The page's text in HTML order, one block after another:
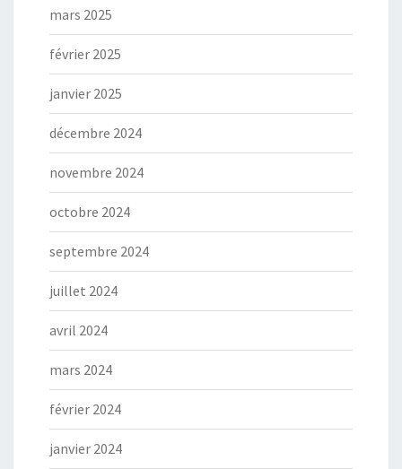
mars 2025
février 2025
janvier 2025
décembre 2024
novembre 2024
octobre 2024
septembre 2024
juillet 2024
avril 2024
mars 2024
février 2024
janvier 2024